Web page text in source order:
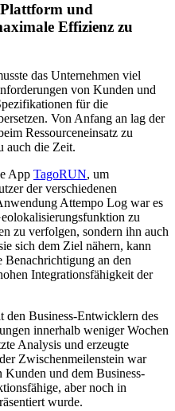
und
Effizienz zu
das Unternehmen viel
von Kunden und
für die
Von Anfang an lag der
Ressourceneinsatz zu
auch die Zeit.
App TagoRUN, um
der verschiedenen
Attempo Log war es
zu
zu verfolgen, sondern ihn auch
sich dem Ziel nähern, kann
Benachrichtigung an den
Integrationsfähigkeit der
den Business-Entwicklern des
innerhalb weniger Wochen
Analysis und erzeugte
Zwischenmeilenstein war
Kunden und dem Business-
aber noch in
wurde.